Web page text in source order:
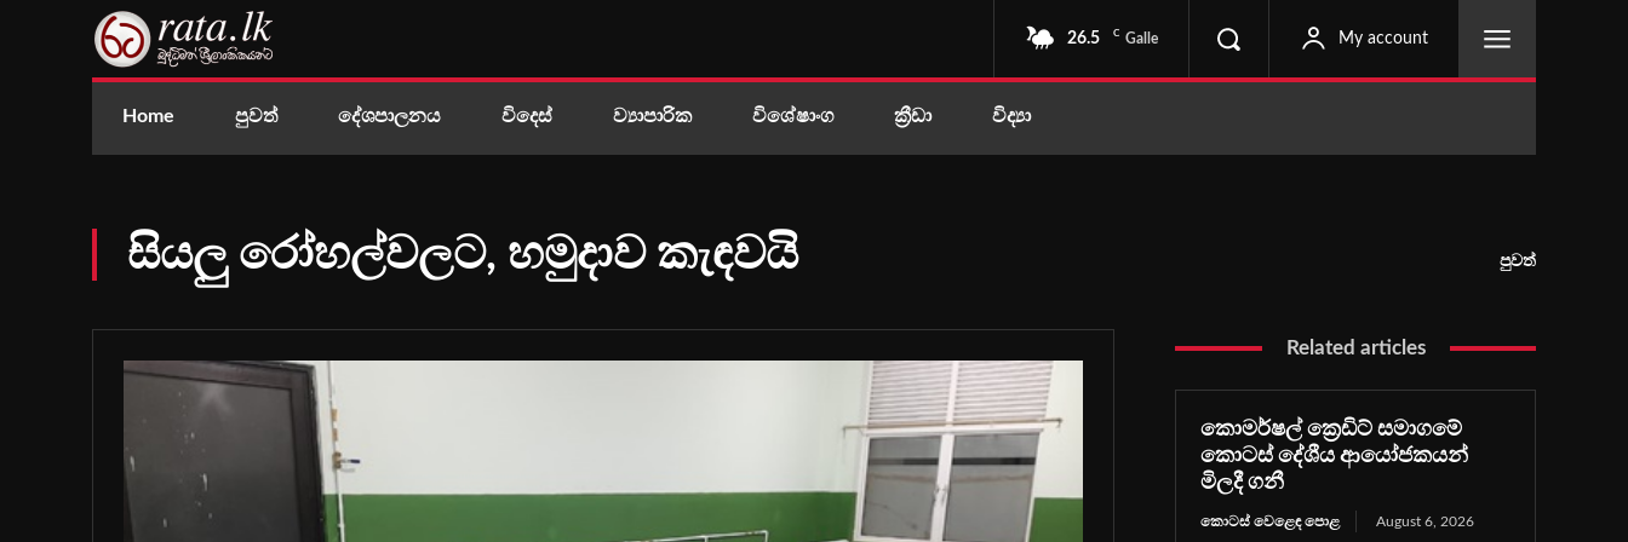
26.5 C Galle My account
Home පුවත් දේශපාලනය විදෙස් ව්‍යාපාරික විශේෂාංග ක්‍රීඩා විද්‍යා
සියලු රෝහල්වලට, හමුදාව කැඳවයි පුවත්
Related articles
කොමර්ෂල් ක්‍රෙඩිට් සමාගමේ
කොටස් දේශීය ආයෝජකයන්
මිලදී ගනී
කොටස් වෙළෙඳ පොළ August 6, 2026